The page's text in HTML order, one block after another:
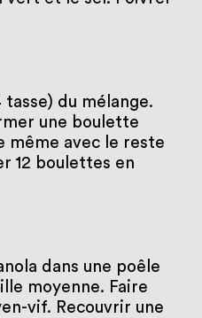
tasse) du mélange.
une boulette
même avec le reste
12 boulettes en
dans une poêle
moyenne. Faire
vif. Recouvrir une